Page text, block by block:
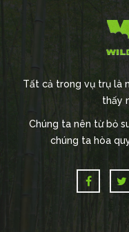
Tất cả trong vụ trụ là
thấy
Chúng ta nên từ bỏ
chúng ta hòa